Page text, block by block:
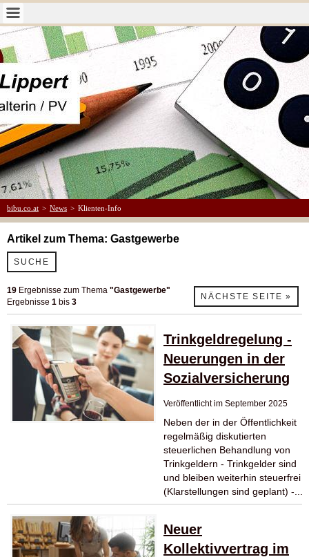
bibu.co.at > News > Klienten-Info
Artikel zum Thema: Gastgewerbe
SUCHE
19 Ergebnisse zum Thema "Gastgewerbe"
Ergebnisse 1 bis 3
NÄCHSTE SEITE »
Trinkgeldregelung -
Neuerungen in der
Sozialversicherung
Veröffentlicht im September 2025
Neben der in der Öffentlichkeit
regelmäßig diskutierten
steuerlichen Behandlung von
Trinkgeldern - Trinkgelder sind
und bleiben weiterhin steuerfrei
(Klarstellungen sind geplant) -...
Neuer
Kollektivvertrag im